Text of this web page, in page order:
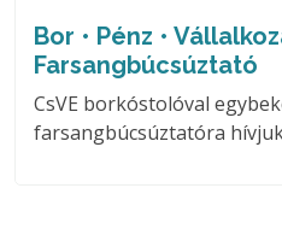
Bor • Pénz •
Farsangbúcsúztató
CsVE borkóstolóval
farsangbúcsúztatóra